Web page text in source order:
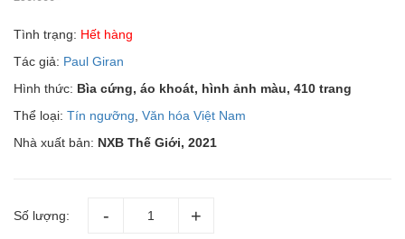
Tình trạng: Hết hàng
Tác giả: Paul Giran
Hình thức: Bìa cứng, áo khoát, hình ảnh màu, 410 trang
Thể loại: Tín ngưỡng, Văn hóa Việt Nam
Nhà xuất bản: NXB Thế Giới, 2021
Số lượng: